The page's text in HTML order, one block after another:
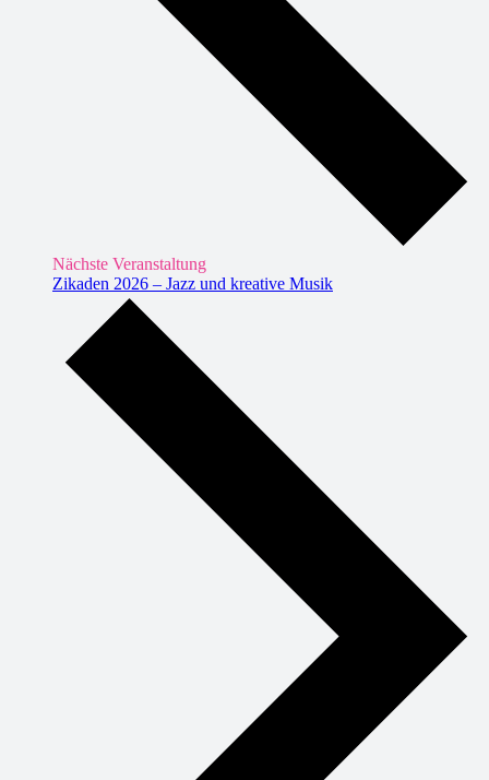
Nächste Veranstaltung
Zikaden 2026 – Jazz und kreative Musik